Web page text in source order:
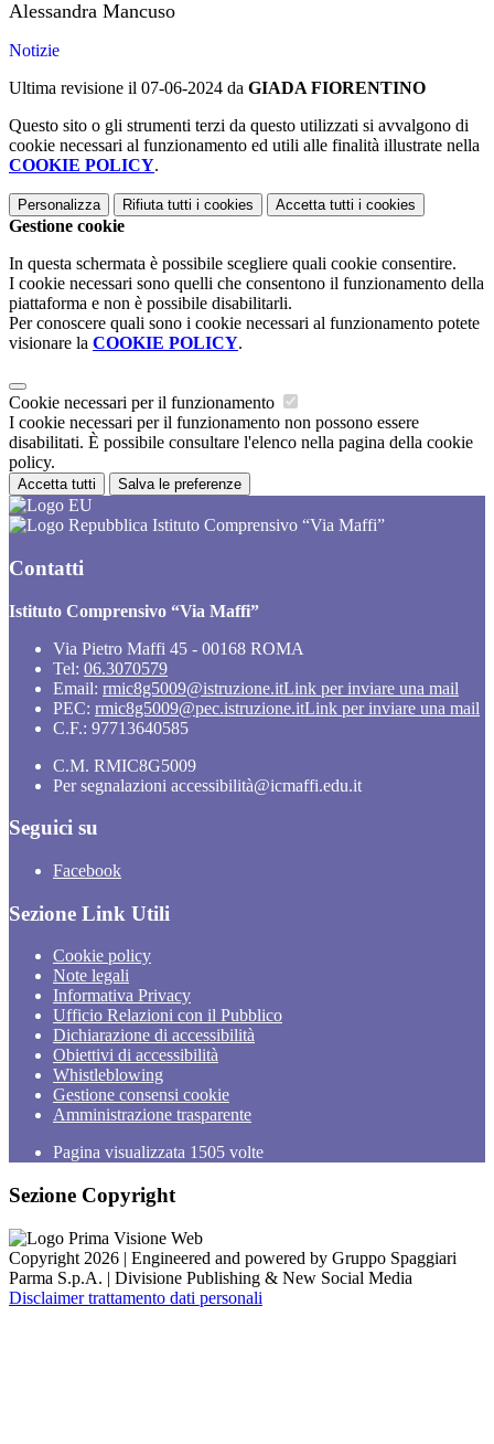
Alessandra Mancuso
Notizie
Ultima revisione il 07-06-2024 da GIADA FIORENTINO
Questo sito o gli strumenti terzi da questo utilizzati si avvalgono di
cookie necessari al funzionamento ed utili alle finalità illustrate nella
COOKIE POLICY.
Personalizza Rifiuta tutti i cookies Accetta tutti i cookies
Gestione cookie
In questa schermata è possibile scegliere quali cookie consentire.
I cookie necessari sono quelli che consentono il funzionamento della
piattaforma e non è possibile disabilitarli.
Per conoscere quali sono i cookie necessari al funzionamento potete
visionare la COOKIE POLICY.
Cookie necessari per il funzionamento
I cookie necessari per il funzionamento non possono essere
disabilitati. È possibile consultare l'elenco nella pagina della cookie
policy.
Accetta tutti Salva le preferenze
Istituto Comprensivo “Via Maffi”
Contatti
Istituto Comprensivo “Via Maffi”
Via Pietro Maffi 45 - 00168 ROMA
Tel: 06.3070579
Email: rmic8g5009@istruzione.itLink per inviare una mail
PEC: rmic8g5009@pec.istruzione.itLink per inviare una mail
C.F.: 97713640585
C.M. RMIC8G5009
Per segnalazioni accessibilità@icmaffi.edu.it
Seguici su
Facebook
Sezione Link Utili
Cookie policy
Note legali
Informativa Privacy
Ufficio Relazioni con il Pubblico
Dichiarazione di accessibilità
Obiettivi di accessibilità
Whistleblowing
Gestione consensi cookie
Amministrazione trasparente
Pagina visualizzata 1505 volte
Sezione Copyright
Copyright 2026 | Engineered and powered by Gruppo Spaggiari
Parma S.p.A. | Divisione Publishing & New Social Media
Disclaimer trattamento dati personali